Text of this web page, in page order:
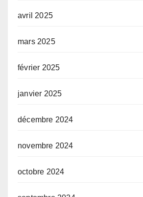
avril 2025
mars 2025
février 2025
janvier 2025
décembre 2024
novembre 2024
octobre 2024